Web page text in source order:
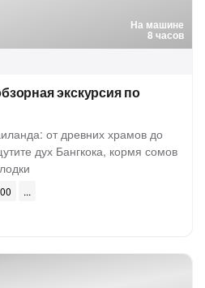
На машине
8 часов
экскурсия по
от древних храмов до
дух Бангкока, кормя сомов